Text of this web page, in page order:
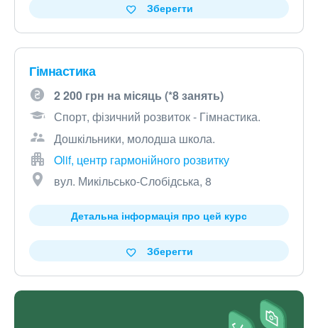
Зберегти
Гімнастика
2 200 грн на місяць (*8 занять)
Спорт, фізичний розвиток - Гімнастика.
Дошкільники, молодша школа.
Olif, центр гармонійного розвитку
вул. Микільсько-Слобідська, 8
Детальна інформація про цей курс
Зберегти